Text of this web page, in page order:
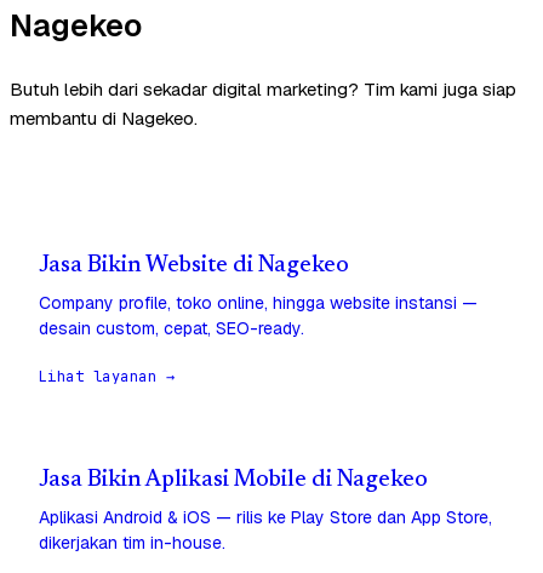
Nagekeo
Butuh lebih dari sekadar digital marketing? Tim kami juga siap
membantu di Nagekeo.
Jasa Bikin Website di Nagekeo
Company profile, toko online, hingga website instansi —
desain custom, cepat, SEO-ready.
Lihat layanan →
Jasa Bikin Aplikasi Mobile di Nagekeo
Aplikasi Android & iOS — rilis ke Play Store dan App Store,
dikerjakan tim in-house.